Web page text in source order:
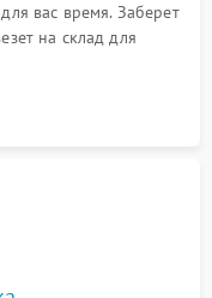
вас время. Заберет
на склад для